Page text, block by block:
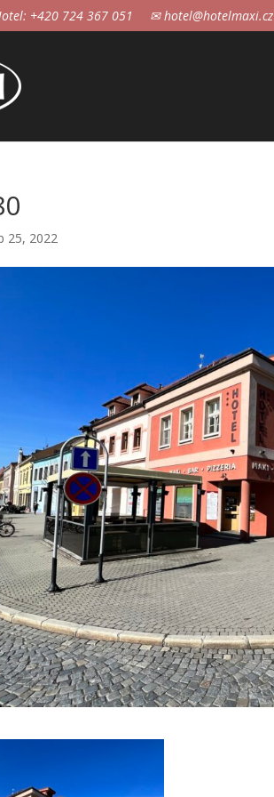
+420 724 367 051 ✉ hotel@hotelmaxi.cz
25, 2022